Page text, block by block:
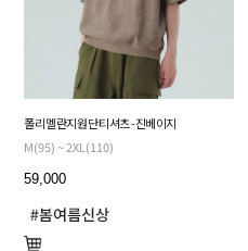
폴리 멜란지 원단 티셔츠 - 진베이지
M(95) ~ 2XL(110)
59,000